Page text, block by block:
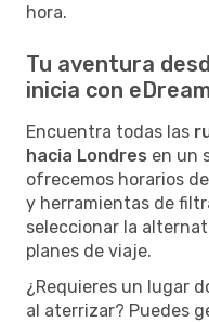
hora.
Tu aventura
inicia con
Encuentra todas las
hacia Londres en un
ofrecemos horarios
y herramientas de
seleccionar la
planes de viaje.
¿Requieres un lugar
al aterrizar? Puedes